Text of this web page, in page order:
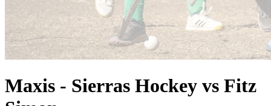
Maxis - Sierras Hockey vs Fitz